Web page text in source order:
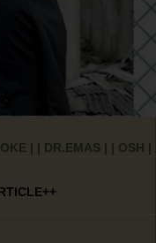
| | DR.EMAS | | OSH |